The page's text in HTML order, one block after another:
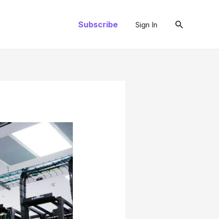
Subscribe Sign In Search